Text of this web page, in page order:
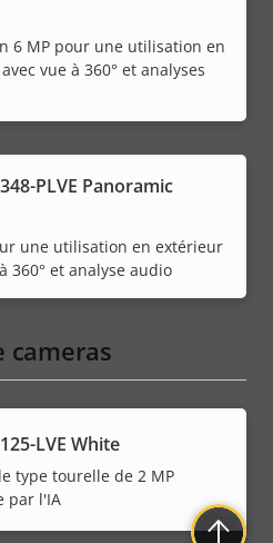
6 MP pour une utilisation en
vue à 360° et analyses
PLVE Panoramic
une utilisation en extérieur
360° et analyse audio
cameras
LVE White
type tourelle de 2 MP
par l'IA